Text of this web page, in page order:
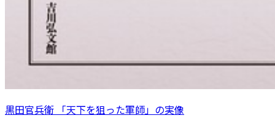
黒田官兵衛 「天下を狙った軍師」の実像